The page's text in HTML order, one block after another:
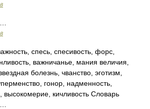
спесь, спесивость, форс,
важничанье, мания величия,
болезнь, чванство, эготизм,
гонор, надменность,
высокомерие, кичливость Словарь